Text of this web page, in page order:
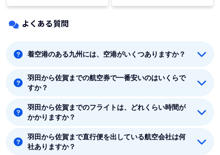
よくある質問
着空港のある九州には、空港がいくつありますか？
着空港のある九州には20つの空港があります。福岡、
北九州、佐賀、長崎、壱岐、福江、対馬、熊本、大分、
宮崎、鹿児島、奄美、沖永良部、喜界島、種子島、徳之
島、屋久島、与論島、天草、屋久島です。
羽田から佐賀までの航空券で一番安いのはいくらで
すか？
羽田から佐賀までの最安値はANA(全日空)の13760円で
す。
羽田から佐賀までのフライトは、どれくらい時間が
かかりますか？
羽田から佐賀まで平均フライト時間は約1時間50分で
す。
羽田から佐賀まで直行便を出している航空会社は何
社ありますか？